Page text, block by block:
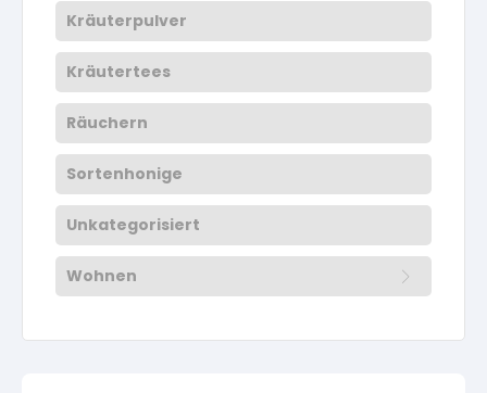
Kräuterpulver
Kräutertees
Räuchern
Sortenhonige
Unkategorisiert
Wohnen
Aus der eigenen Nähstube